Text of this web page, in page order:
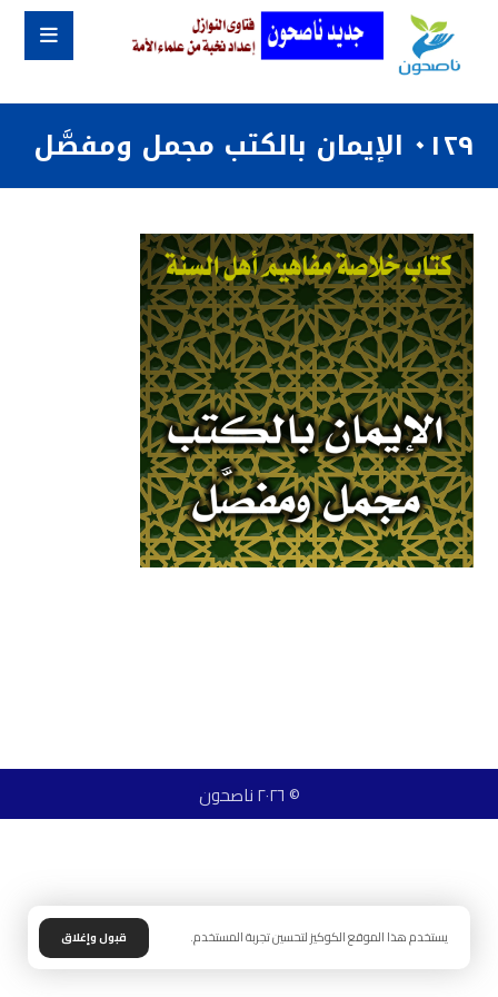
٠١٢٩ الإيمان بالكتب مجمل ومفصَّل
© ٢٠٢٦ ناصحون
يستخدم هذا الموقع الكوكيز لتحسين تجربة المستخدم. قبول وإغلاق